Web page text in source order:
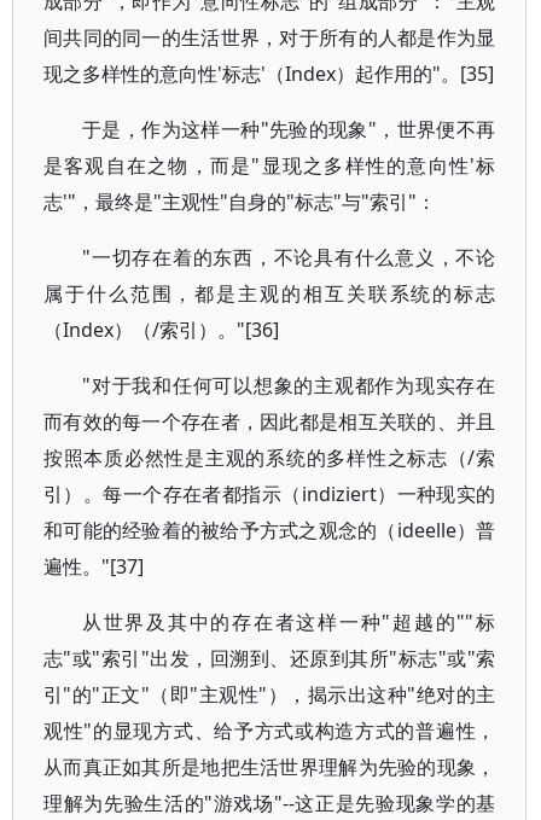
间共同的同一的生活世界，对于所有的人都是作为显
现之多样性的意向性'标志'（Index）起作用的"。[35]
于是，作为这样一种"先验的现象"，世界便不再
是客观自在之物，而是"显现之多样性的意向性'标
志'"，最终是"主观性"自身的"标志"与"索引"：
"一切存在着的东西，不论具有什么意义，不论
属于什么范围，都是主观的相互关联系统的标志
（Index）（/索引）。"[36]
"对于我和任何可以想象的主观都作为现实存在
而有效的每一个存在者，因此都是相互关联的、并且
按照本质必然性是主观的系统的多样性之标志（/索
引）。每一个存在者都指示（indiziert）一种现实的
和可能的经验着的被给予方式之观念的（ideelle）普
遍性。"[37]
从世界及其中的存在者这样一种"超越的""标
志"或"索引"出发，回溯到、还原到其所"标志"或"索
引"的"正文"（即"主观性"），揭示出这种"绝对的主
观性"的显现方式、给予方式或构造方式的普遍性，
从而真正如其所是地把生活世界理解为先验的现象，
理解为先验生活的"游戏场"--这正是先验现象学的基